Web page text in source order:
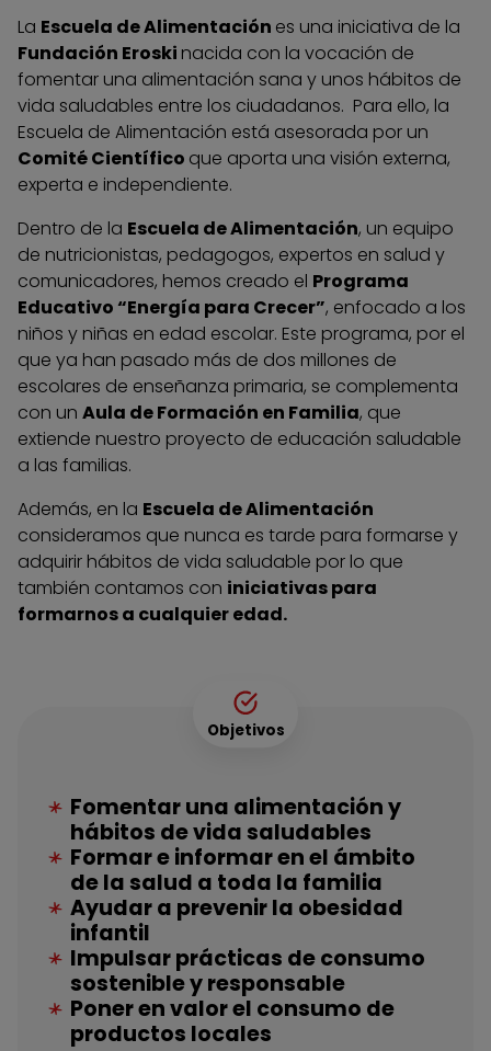
La Escuela de Alimentación es una iniciativa de la
Fundación Eroski nacida con la vocación de
fomentar una alimentación sana y unos hábitos de
vida saludables entre los ciudadanos. Para ello, la
Escuela de Alimentación está asesorada por un
Comité Científico que aporta una visión externa,
experta e independiente.
Dentro de la Escuela de Alimentación, un equipo
de nutricionistas, pedagogos, expertos en salud y
comunicadores, hemos creado el Programa
Educativo “Energía para Crecer”, enfocado a los
niños y niñas en edad escolar. Este programa, por el
que ya han pasado más de dos millones de
escolares de enseñanza primaria, se complementa
con un Aula de Formación en Familia, que
extiende nuestro proyecto de educación saludable
a las familias.
Además, en la Escuela de Alimentación
consideramos que nunca es tarde para formarse y
adquirir hábitos de vida saludable por lo que
también contamos con iniciativas para
formarnos a cualquier edad.
Objetivos
Fomentar una alimentación y
hábitos de vida saludables
Formar e informar en el ámbito
de la salud a toda la familia
Ayudar a prevenir la obesidad
infantil
Impulsar prácticas de consumo
sostenible y responsable
Poner en valor el consumo de
productos locales